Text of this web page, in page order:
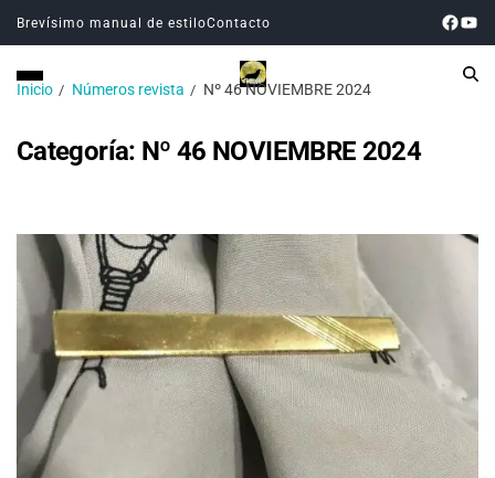
Brevísimo manual de estiloContacto
Inicio Números revista Nº 46 NOVIEMBRE 2024
Categoría: Nº 46 NOVIEMBRE 2024